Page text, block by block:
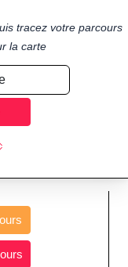
tracez votre parcours
la carte